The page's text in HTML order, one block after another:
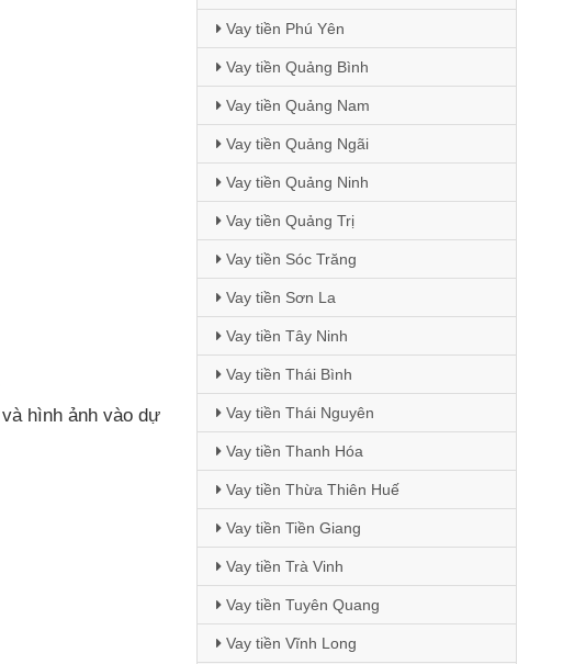
và hình ảnh vào dự
Vay tiền Phú Yên
Vay tiền Quảng Bình
Vay tiền Quảng Nam
Vay tiền Quảng Ngãi
Vay tiền Quảng Ninh
Vay tiền Quảng Trị
Vay tiền Sóc Trăng
Vay tiền Sơn La
Vay tiền Tây Ninh
Vay tiền Thái Bình
Vay tiền Thái Nguyên
Vay tiền Thanh Hóa
Vay tiền Thừa Thiên Huế
Vay tiền Tiền Giang
Vay tiền Trà Vinh
Vay tiền Tuyên Quang
Vay tiền Vĩnh Long